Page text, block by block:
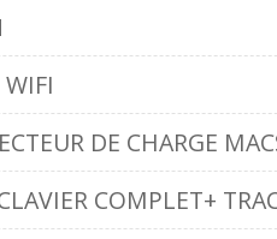
WIFI
DE CHARGE
COMPLET+